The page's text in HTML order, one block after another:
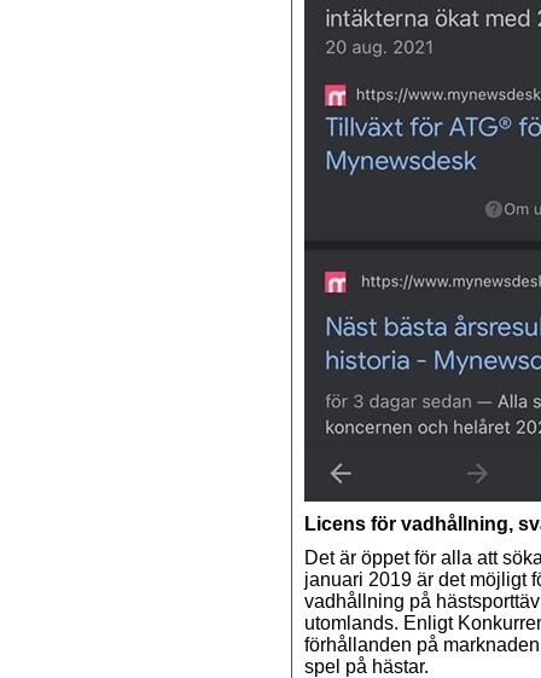
Licens för vadhållning,
Det är öppet för alla att
januari 2019 är det möjligt
vadhållning på
utomlands. Enligt
förhållanden på
spel på hästar.